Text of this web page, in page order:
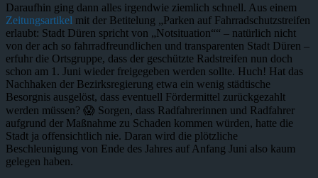
Daraufhin ging dann alles irgendwie ziemlich schnell. Aus einem
Zeitungsartikel mit der Betitelung „Parken auf Fahrradschutzstreifen
erlaubt: Stadt Düren spricht von „Notsituation““ – natürlich nicht
von der ach so fahrradfreundlichen und transparenten Stadt Düren –
erfuhr die Ortsgruppe, dass der geschützte Radstreifen nun doch
schon am 1. Juni wieder freigegeben werden sollte. Huch! Hat das
Nachhaken der Bezirksregierung etwa ein wenig städtische
Besorgnis ausgelöst, dass eventuell Fördermittel zurückgezahlt
werden müssen? 😱 Sorgen, dass Radfahrerinnen und Radfahrer
aufgrund der Maßnahme zu Schaden kommen würden, hatte die
Stadt ja offensichtlich nie. Daran wird die plötzliche
Beschleunigung von Ende des Jahres auf Anfang Juni also kaum
gelegen haben.